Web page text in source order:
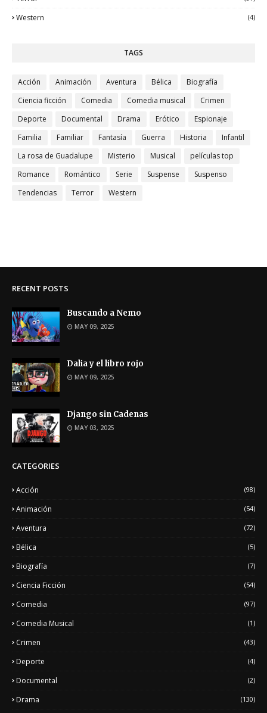
Western (4)
TAGS
Acción Animación Aventura Bélica
Biografía
Ciencia ficción
Comedia Comedia musical
Crimen
Deporte
Documental Drama Erótico
Espionaje
Familia
Familiar Fantasía Guerra Historia
Infantil
La rosa de Guadalupe
Misterio Musical
películas top
Romance
Romántico Serie Suspense
Suspenso
Tendencias
Terror Western
RECENT POSTS
Buscando a Nemo
MAY 09, 2025
Dalia y el libro rojo
MAY 09, 2025
Django sin Cadenas
MAY 03, 2025
CATEGORIES
Acción (98)
Animación (54)
Aventura (72)
Bélica (5)
Biografía (7)
Ciencia Ficción (54)
Comedia (97)
Comedia Musical (1)
Crimen (43)
Deporte (4)
Documental (2)
Drama (130)